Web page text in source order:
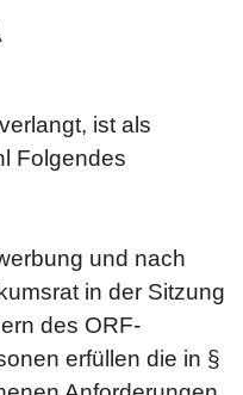
ist als
Folgendes
und nach
in der Sitzung
des ORF-
erfüllen die in §